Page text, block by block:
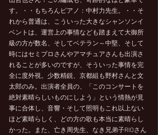
す。・・もちろんピアノ：中村力先生。・・そ
れから普通は、こういった大きなシャンソンイ
ベントは、運営上の事情なども踏まえて大御所
級の方が数名、そしてベテラン～中堅、そして
時にはセミプロさんやアマチュアさんも出演さ
れることが多いのですが、そういった事情を完
全に度外視。少数精鋭、京都組も野村さんと文
太郎のみ。出演者全員の、「このコンサートを
絶対素晴らしいものにしよう」という情熱が見
事に合体し、音響・そして照明もこれ以上ない
ほど素晴らしく、どの方の歌も本当に素晴らし
かった。また、亡き周先生、なき兄弟子RIOさん